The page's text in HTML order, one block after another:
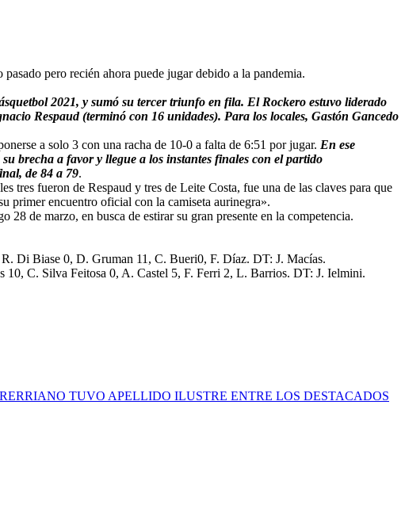
pero recién ahora puede jugar debido a la pandemia.
2021, y sumó su tercer triunfo en fila. El Rockero estuvo liderado
Respaud (terminó con 16 unidades). Para los locales, Gastón Gancedo
a solo 3 con una racha de 10-0 a falta de 6:51 por jugar. En ese
brecha a favor y llegue a los instantes finales con el partido
de 84 a 79.
tres fueron de Respaud y tres de Leite Costa, fue una de las claves para que
primer encuentro oficial con la camiseta aurinegra».
de marzo, en busca de estirar su gran presente en la competencia.
Di Biase 0, D. Gruman 11, C. Bueri0, F. Díaz. DT: J. Macías.
C. Silva Feitosa 0, A. Castel 5, F. Ferri 2, L. Barrios. DT: J. Ielmini.
TUVO APELLIDO ILUSTRE ENTRE LOS DESTACADOS